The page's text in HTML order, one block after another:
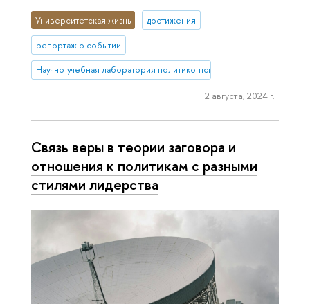
Университетская жизнь достижения
репортаж о событии
Научно-учебная лаборатория политико-психологических
2 августа, 2024 г.
Связь веры в теории заговора и
отношения к политикам с разными
стилями лидерства